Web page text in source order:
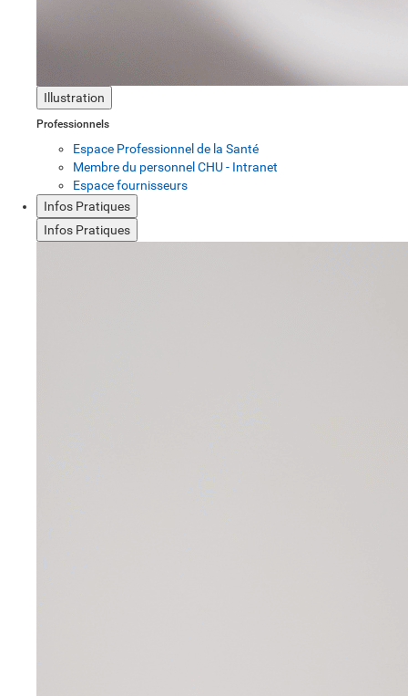
Illustration
Professionnels
Espace Professionnel de la Santé
Membre du personnel CHU - Intranet
Espace fournisseurs
Infos Pratiques
Infos Pratiques